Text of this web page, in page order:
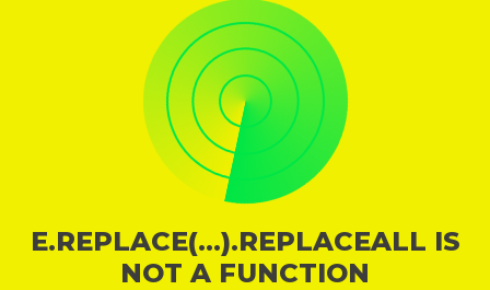
E.REPLACE(...).REPLACEALL IS
NOT A FUNCTION